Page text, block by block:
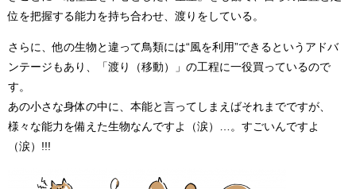
位を把握する能力を持ち合わせ、渡りをしている。
さらに、他の生物と違って鳥類には“風を利用”できるというアドバ
ンテージもあり、「渡り（移動）」の工程に一役買っているので
す。
あの小さな身体の中に、本能と言ってしまえばそれまでですが、
様々な能力を備えた生物なんですよ（涙）…。すごいんですよ
（涙）!!!